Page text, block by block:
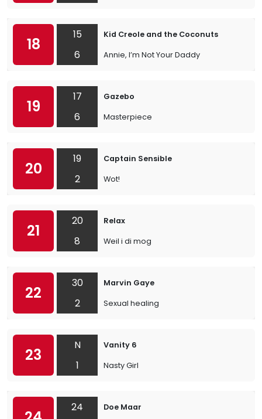
18
15
6
Kid Creole and the Coconuts
Annie, I’m Not Your Daddy
19
17
6
Gazebo
Masterpiece
20
19
2
Captain Sensible
Wot!
21
20
8
Relax
Weil i di mog
22
30
2
Marvin Gaye
Sexual healing
23
N
1
Vanity 6
Nasty Girl
24
Doe Maar